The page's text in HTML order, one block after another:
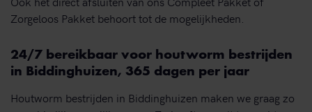
Zorgeloos Pakket behoort tot de mogelijkheden.
24/7 bereikbaar voor houtworm bestrijden
in Biddinghuizen, 365 dagen per jaar
Houtworm bestrijden in Biddinghuizen maken we graag zo